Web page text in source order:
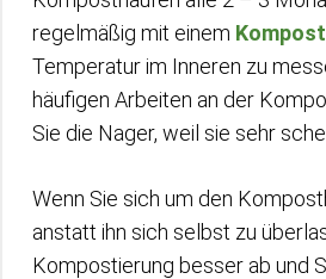
regelmäßig mit einem
Temperatur im Inneren zu
häufigen Arbeiten an der
Sie die Nager, weil sie sehr
Wenn Sie sich um den
anstatt ihn sich selbst zu
Kompostierung besser ab und